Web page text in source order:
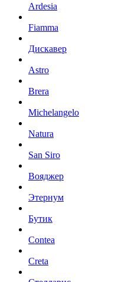
Ardesia
Fiamma
Дискавер
Astro
Brera
Michelangelo
Natura
San Siro
Вояджер
Этернум
Бутик
Contea
Creta